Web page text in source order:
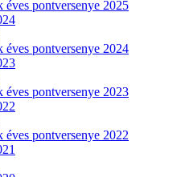
pontversenye 2025
pontversenye 2024
pontversenye 2023
pontversenye 2022